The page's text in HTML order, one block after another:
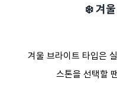
❄️ 겨울
겨울 브라이트 타입은
스톤을 선택할